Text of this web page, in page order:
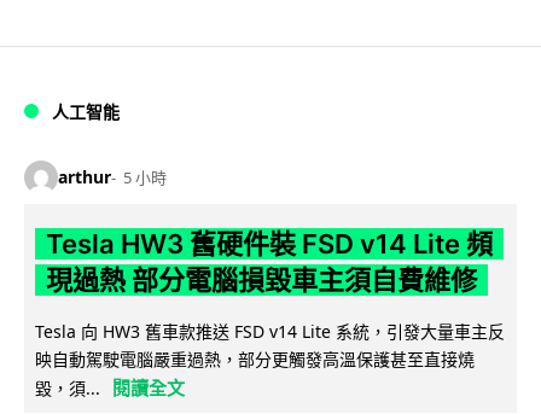
人工智能
arthur 5 小時
Tesla HW3 舊硬件裝 FSD v14 Lite 頻
現過熱 部分電腦損毀車主須自費維修
Tesla 向 HW3 舊車款推送 FSD v14 Lite 系統，引發大量車主反
映自動駕駛電腦嚴重過熱，部分更觸發高溫保護甚至直接燒
毀，須...
閱讀全文